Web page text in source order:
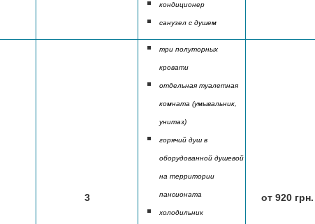
кондиционер
санузел с душем
3
три полуторных
кровати
отдельная туалетная
комната (умывальник,
унитаз)
горячий душ в
оборудованной душевой
на территории
пансионата
холодильник
от 920 грн.